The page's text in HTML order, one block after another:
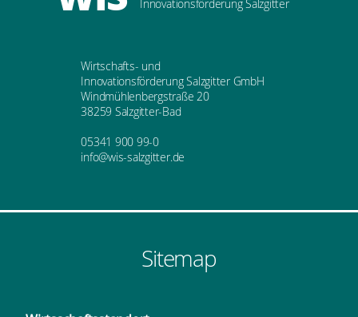
Innovationsförderung Salzgitter
Wirtschafts- und
Innovationsförderung Salzgitter GmbH
Windmühlenbergstraße 20
38259 Salzgitter-Bad
05341 900 99-0
info@wis-salzgitter.de
Sitemap